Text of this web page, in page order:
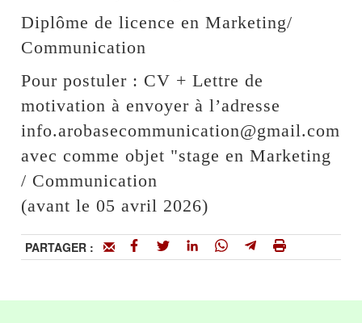
Diplôme de licence en Marketing/
Communication
Pour postuler : CV + Lettre de
motivation à envoyer à l’adresse
info.arobasecommunication@gmail.com
avec comme objet "stage en Marketing
/ Communication
(avant le 05 avril 2026)
PARTAGER :